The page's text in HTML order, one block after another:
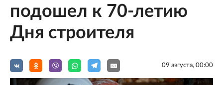
подошел к 70-летию
Дня строителя
09 августа, 00:00